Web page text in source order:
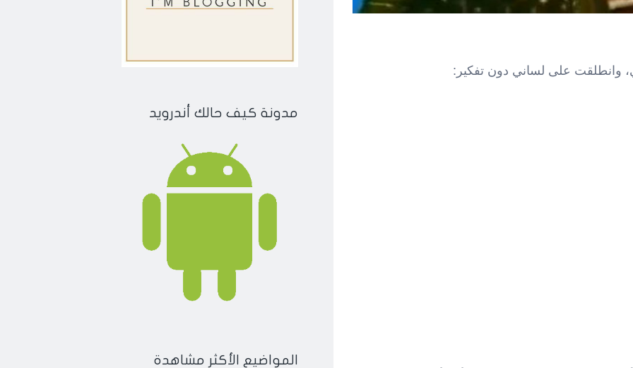
وانطلقت على لساني دون تفكير:
مدونة كيف حالك أندرويد
المواضيع الأكثر مشاهدة